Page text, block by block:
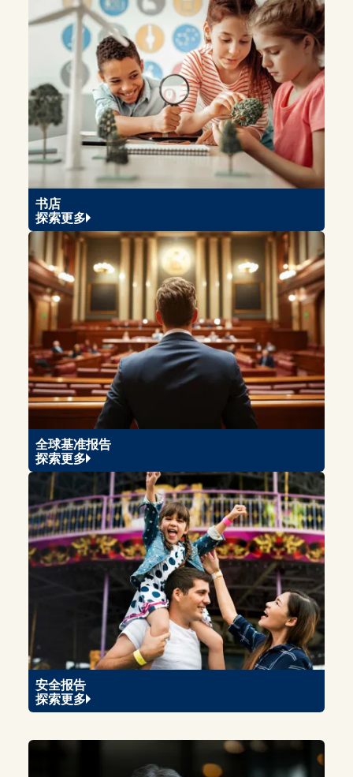
书店
探索更多
全球基准报告
探索更多
安全报告
探索更多